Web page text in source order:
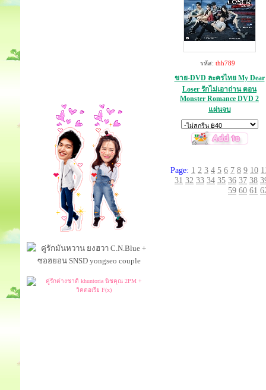
รหัส: thh789
ขาย-DVD ละครไทย My Dear
Loser รักไม่เอาถ่าน ตอน
Monster Romance DVD 2
แผ่นจบ
Page: 1 2 3 4 5 6 7 8 9 10
31 32 33 34 35 36 37 38
59 60 61